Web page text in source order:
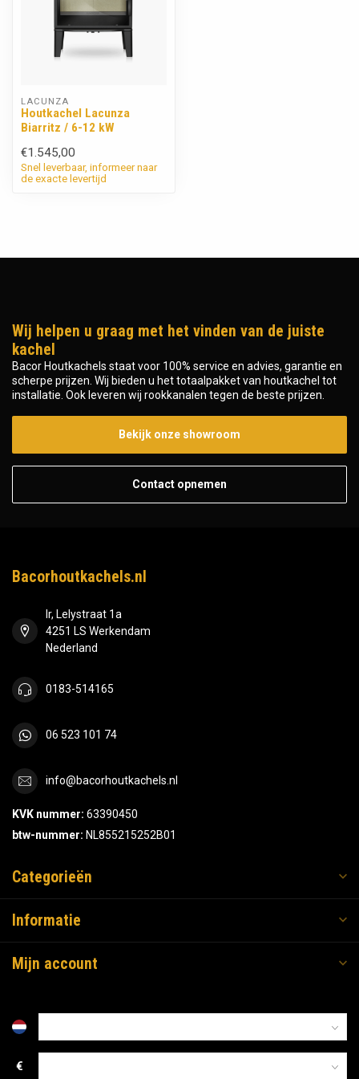
LACUNZA
Houtkachel Lacunza
Biarritz / 6-12 kW
€1.545,00
Snel leverbaar, informeer naar
de exacte levertijd
Wij helpen u graag met het vinden van de juiste
kachel
Bacor Houtkachels staat voor 100% service en advies, garantie en
scherpe prijzen. Wij bieden u het totaalpakket van houtkachel tot
installatie. Ook leveren wij rookkanalen tegen de beste prijzen.
Bekijk onze showroom
Contact opnemen
Bacorhoutkachels.nl
Ir, Lelystraat 1a
4251 LS Werkendam
Nederland
0183-514165
06 523 101 74
info@bacorhoutkachels.nl
KVK nummer: 63390450
btw-nummer: NL855215252B01
Categorieën
Informatie
Mijn account
€